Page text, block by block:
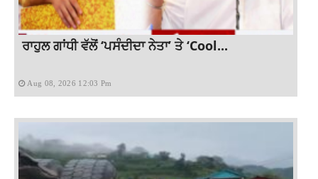
ਰਾਹੁਲ ਗਾਂਧੀ ਵੱਲੋਂ ‘ਪਸੰਦੀਦਾ ਨੇਤਾ’ ਤੇ ‘Cool...
Aug 08, 2026 12:03 Pm